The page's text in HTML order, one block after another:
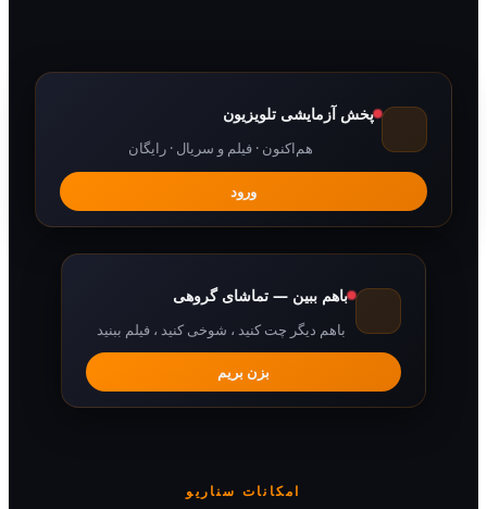
پخش آزمایشی تلویزیون
هم‌اکنون · فیلم و سریال · رایگان
باهم ببین — تماشای گروهی
باهم دیگر چت کنید ، شوخی کنید ، فیلم ببنید
امکانات سناریو